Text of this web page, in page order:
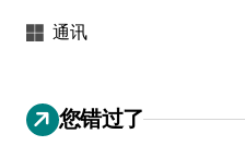
通讯
您错过了